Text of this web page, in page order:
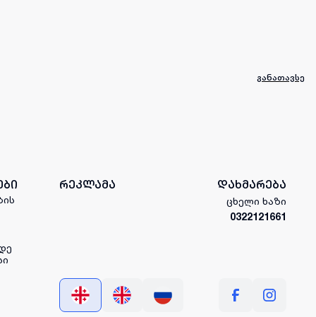
განათავსე
რეკლამა დახმარება
ცხელი ხაზი
0322121661